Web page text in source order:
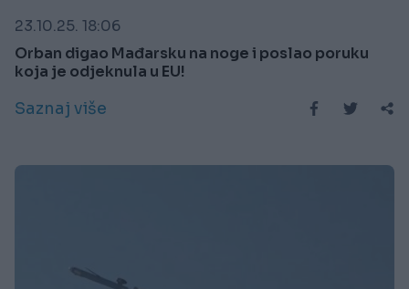
23.10.25. 18:06
Orban digao Mađarsku na noge i poslao poruku
koja je odjeknula u EU!
Saznaj više